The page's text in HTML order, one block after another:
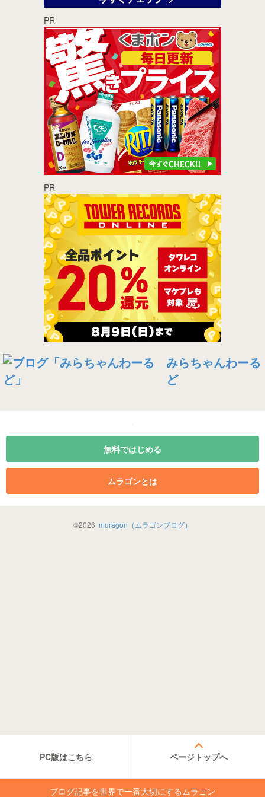
PR
PR
みらちゃんわーる
ど
無料ではじめる
ムラゴンとは
©2026 muragon（ムラゴンブログ）
PC版はこちら ページトップへ
ブログ記事を世界で一番大切にするムラゴン